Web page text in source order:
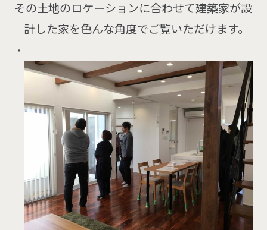
その土地のロケーションに合わせて建築家が設
計した家を色んな角度でご覧いただけます。